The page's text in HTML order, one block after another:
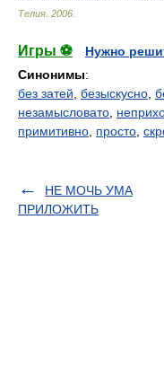
Телия 2006
Игры ⚽
Нужно
Синонимы:
без затей безыскусно
незамысловато
примитивно просто
НЕ МОЧЬ УМА
ПРИЛОЖИТЬ